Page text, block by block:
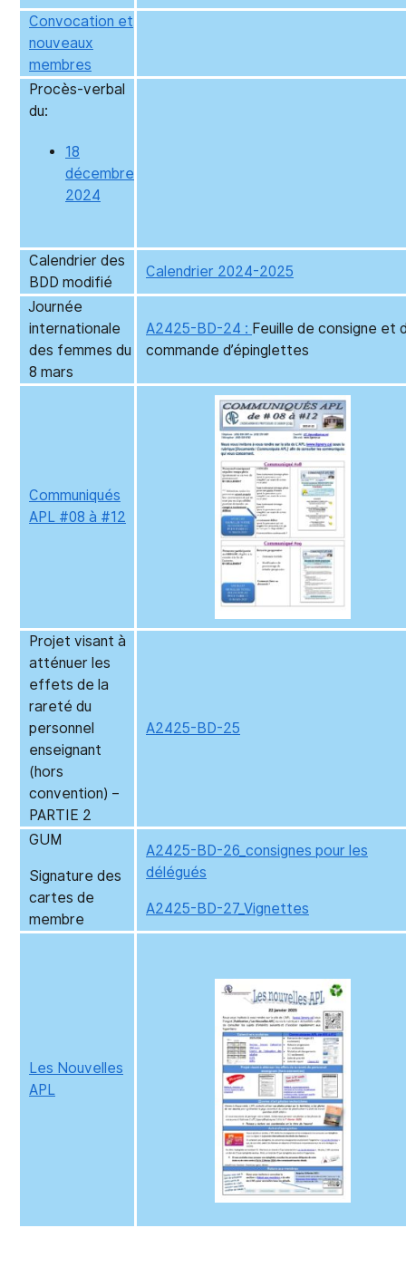
Convocation et
nouveaux
membres
Procès-verbal
du:
18
décembre
2024
Calendrier des
BDD modifié
Calendrier 2024-2025
Journée
internationale
des femmes du
8 mars
A2425-BD-24 : Feuille de consigne et
commande d’épinglettes
Communiqués
APL #08 à #12
Projet visant à
atténuer les
effets de la
rareté du
personnel
enseignant
(hors
convention) –
PARTIE 2
A2425-BD-25
GUM
Signature des
cartes de
membre
A2425-BD-26_consignes pour les
délégués
A2425-BD-27_Vignettes
Les Nouvelles
APL